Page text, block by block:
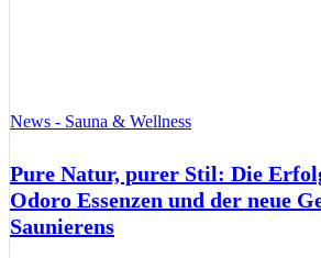
News - Sauna & Wellness
Pure Natur, purer Stil: Die
Odoro Essenzen und der neue
Saunierens